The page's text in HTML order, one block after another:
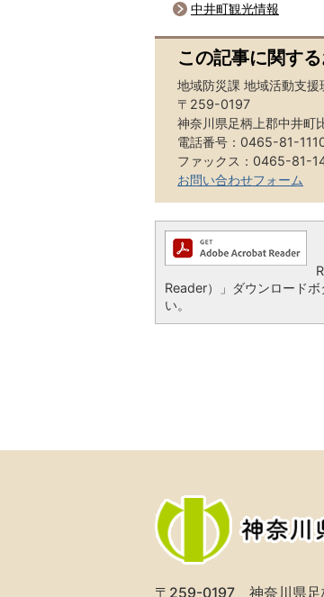
中井町観光情報
この記事に関す
地域防災課 地域活動支援
〒259-0197
神奈川県足柄上郡中井町
電話番号：0465-81-
ファックス：0465-81-
お問い合わせフォーム
Reader）」ダウンロード
い。
〒259-0197 神奈川県